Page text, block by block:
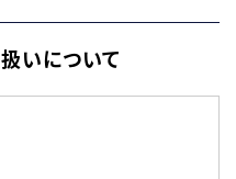
いについて